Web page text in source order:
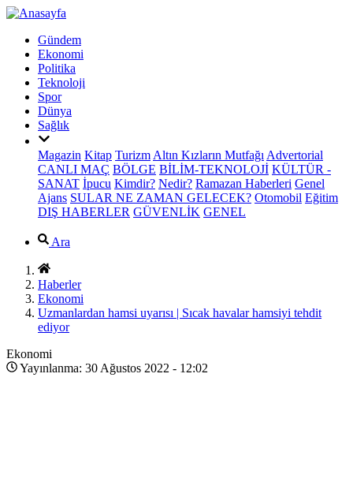
Gündem
Ekonomi
Politika
Teknoloji
Spor
Dünya
Sağlık
Magazin Kitap Turizm Altın Kızların Mutfağı Advertorial
CANLI MAÇ BÖLGE BİLİM-TEKNOLOJİ KÜLTÜR -
SANAT İpucu Kimdir? Nedir? Ramazan Haberleri Genel
Ajans SULAR NE ZAMAN GELECEK? Otomobil Eğitim
DIŞ HABERLER GÜVENLİK GENEL
Ara
Haberler
Ekonomi
Uzmanlardan hamsi uyarısı | Sıcak havalar hamsiyi tehdit
ediyor
Ekonomi
Yayınlanma: 30 Ağustos 2022 - 12:02